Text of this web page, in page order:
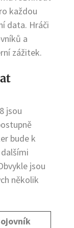
každou
data. Hráči
a
zážitek.
jsou
bude k
jsou
několik